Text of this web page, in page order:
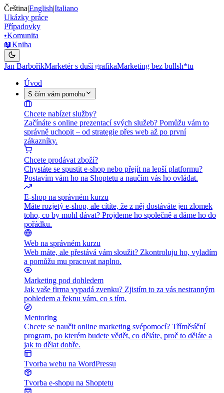
Čeština|English|Italiano
Ukázky práce
Případovky
•Komunita
📖Kniha
Jan BarboříkMarketér s duší grafikaMarketing bez bullsh*tu
Úvod
S čím vám pomohu
Chcete nabízet služby?
Začínáte s online prezentací svých služeb? Pomůžu vám to
správně uchopit – od strategie přes web až po první
zákazníky.
Chcete prodávat zboží?
Chystáte se spustit e-shop nebo přejít na lepší platformu?
Postavím vám ho na Shoptetu a naučím vás ho ovládat.
E-shop na správném kurzu
Máte rozjetý e-shop, ale cítíte, že z něj dostáváte jen zlomek
toho, co by mohl dávat? Projdeme ho společně a dáme ho do
pořádku.
Web na správném kurzu
Web máte, ale přestává vám sloužit? Zkontroluju ho, vyladím
a pomůžu mu pracovat naplno.
Marketing pod dohledem
Jak vaše firma vypadá zvenku? Zjistím to za vás nestranným
pohledem a řeknu vám, co s tím.
Mentoring
Chcete se naučit online marketing svépomocí? Tříměsíční
program, po kterém budete vědět, co děláte, proč to děláte a
jak to dělat dobře.
Tvorba webu na WordPressu
Tvorba e-shopu na Shoptetu